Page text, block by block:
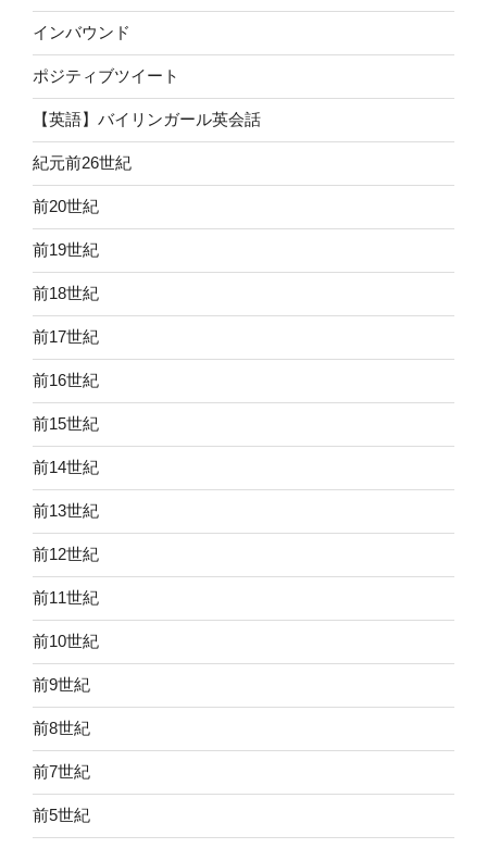
インバウンド
ポジティブツイート
【英語】バイリンガール英会話
紀元前26世紀
前20世紀
前19世紀
前18世紀
前17世紀
前16世紀
前15世紀
前14世紀
前13世紀
前12世紀
前11世紀
前10世紀
前9世紀
前8世紀
前7世紀
前5世紀